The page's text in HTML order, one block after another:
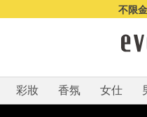
不限
彩妝 香氛 女仕